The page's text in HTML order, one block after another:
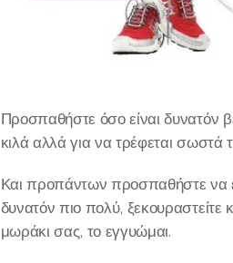
Προσπαθήστε όσο είναι δυνατόν
κιλά αλλά για να τρέφεται σωστά
Και προπάντων προσπαθήστε να
δυνατόν πιο πολύ, ξεκουραστείτε
μωράκι σας, το εγγυώμαι.